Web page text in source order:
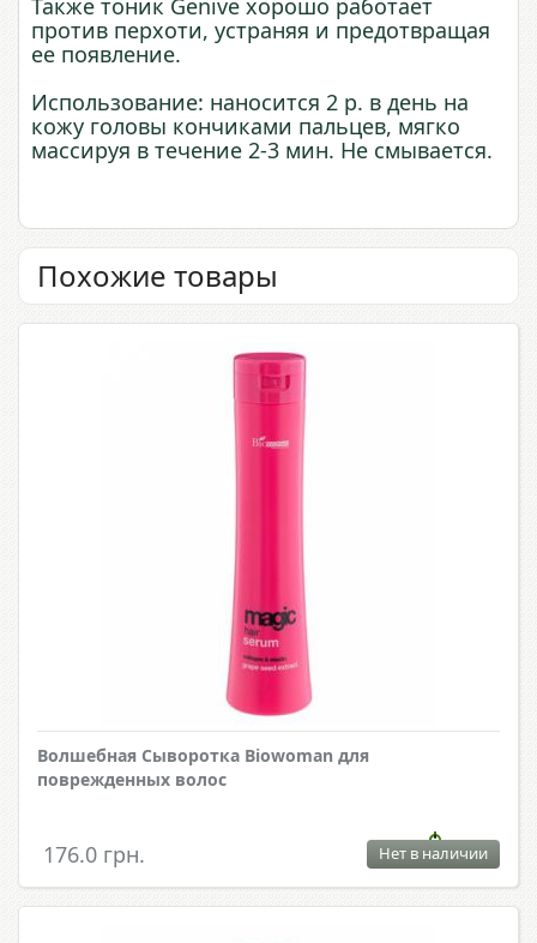
Также тоник Genive хорошо работает
против перхоти, устраняя и предотвращая
ее появление.
Использование: наносится 2 р. в день на
кожу головы кончиками пальцев, мягко
массируя в течение 2-3 мин. Не смывается.
Похожие товары
Волшебная Сыворотка Biowoman для
поврежденных волос
176.0 грн. Нет в наличии